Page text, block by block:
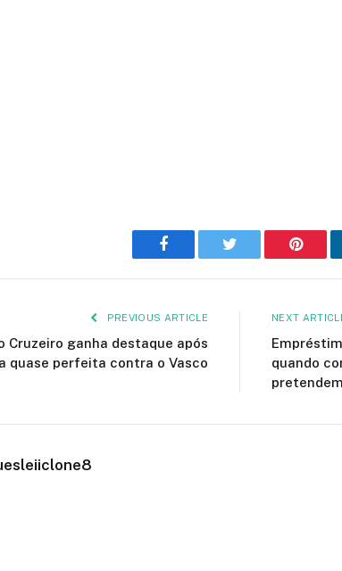
Facebook Twitter
PREVIOUS ARTICLE
Cruzeiro ganha destaque após
quase perfeita contra o Vasco
NEXT
quando